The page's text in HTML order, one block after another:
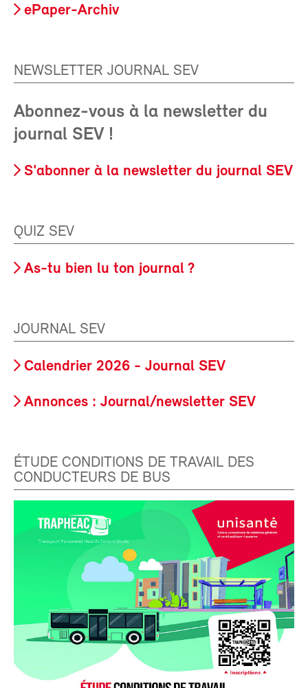
ePaper-Archiv
NEWSLETTER JOURNAL SEV
Abonnez-vous à la newsletter du
journal SEV !
S'abonner à la newsletter du journal SEV
QUIZ SEV
As-tu bien lu ton journal ?
JOURNAL SEV
Calendrier 2026 - Journal SEV
Annonces : Journal/newsletter SEV
ÉTUDE CONDITIONS DE TRAVAIL DES
CONDUCTEURS DE BUS